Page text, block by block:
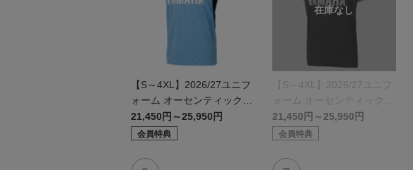
【S～4XL】2026/27ユニフ
ォーム オーセンティックモ
デル:FP1st
21,450円～25,950円
会員特典
【S～4XL】2026/27ユニフ
ォーム オーセンティックモ
デル:GK
21,450円～25,950円
会員特典